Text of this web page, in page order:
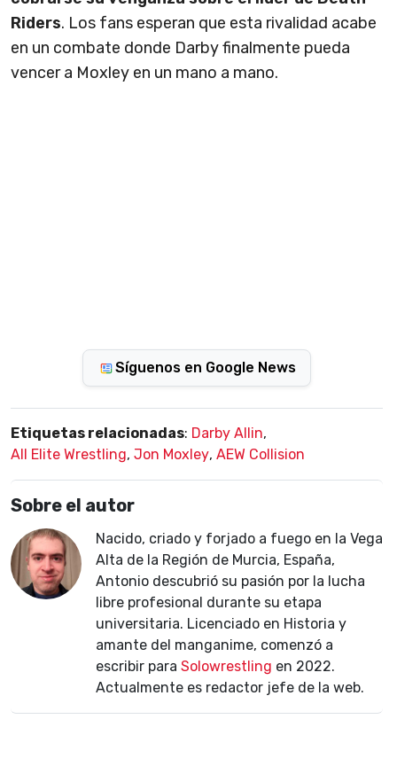
Riders. Los fans esperan que esta rivalidad acabe
en un combate donde Darby finalmente pueda
vencer a Moxley en un mano a mano.
Síguenos en Google News
Etiquetas relacionadas: Darby Allin,
All Elite Wrestling, Jon Moxley, AEW Collision
Sobre el autor
Nacido, criado y forjado a fuego en la Vega
Alta de la Región de Murcia, España,
Antonio descubrió su pasión por la lucha
libre profesional durante su etapa
universitaria. Licenciado en Historia y
amante del manganime, comenzó a
escribir para Solowrestling en 2022.
Actualmente es redactor jefe de la web.